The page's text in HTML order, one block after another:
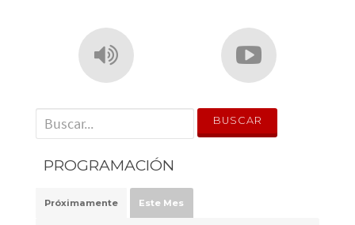
' . __('Search for:') . '
PROGRAMACIÓN
Próximamente Este Mes